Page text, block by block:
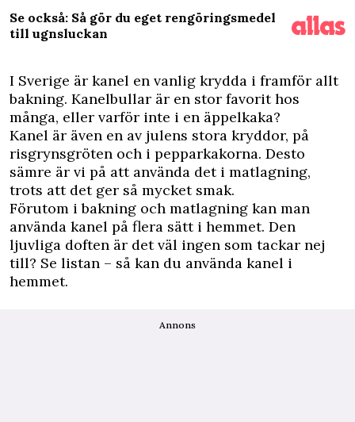
Se också: Så gör du eget rengöringsmedel
till ugnsluckan
I Sverige är kanel en vanlig krydda i framför allt
bakning. Kanelbullar är en stor favorit hos
många, eller varför inte i en äppelkaka?
Kanel är även en av julens stora kryddor, på
risgrynsgröten och i pepparkakorna. Desto
sämre är vi på att använda det i matlagning,
trots att det ger så mycket smak.
Förutom i bakning och matlagning kan man
använda kanel på flera sätt i hemmet. Den
ljuvliga doften är det väl ingen som tackar nej
till? Se listan – så kan du använda kanel i
hemmet.
Annons